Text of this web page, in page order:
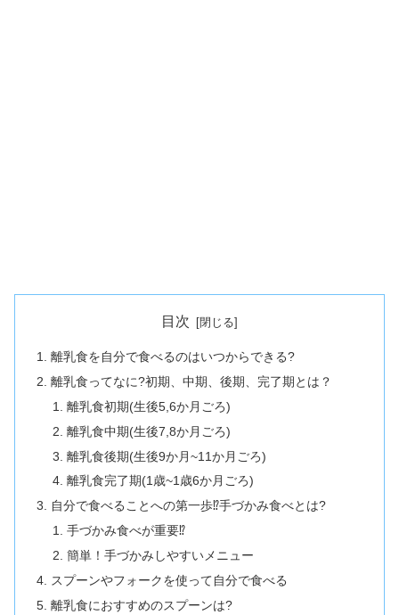
目次
離乳食を自分で食べるのはいつからできる?
離乳食ってなに?初期、中期、後期、完了期とは？
離乳食初期(生後5,6か月ごろ)
離乳食中期(生後7,8か月ごろ)
離乳食後期(生後9か月~11か月ごろ)
離乳食完了期(1歳~1歳6か月ごろ)
自分で食べることへの第一歩⁉手づかみ食べとは?
手づかみ食べが重要⁉
簡単！手づかみしやすいメニュー
スプーンやフォークを使って自分で食べる
離乳食におすすめのスプーンは?